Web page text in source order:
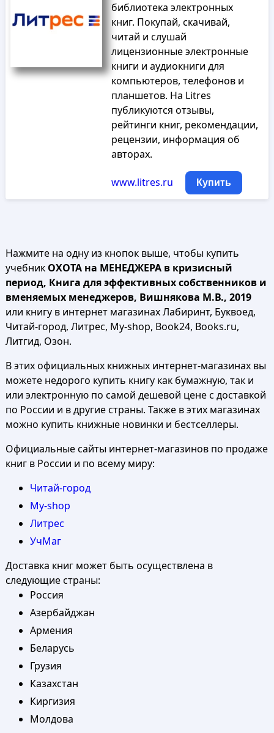
библиотека электронных
книг. Покупай, скачивай,
читай и слушай
лицензионные электронные
книги и аудиокниги для
компьютеров, телефонов и
планшетов. На Litres
публикуются отзывы,
рейтинги книг, рекомендации,
рецензии, информация об
авторах.
www.litres.ru Купить
Нажмите на одну из кнопок выше, чтобы купить
учебник ОХОТА на МЕНЕДЖЕРА в кризисный
период, Книга для эффективных собственников и
вменяемых менеджеров, Вишнякова М.В., 2019
или книгу в интернет магазинах Лабиринт, Буквоед,
Читай-город, Литрес, My-shop, Book24, Books.ru,
Литгид, Озон.
В этих официальных книжных интернет-магазинах вы
можете недорого купить книгу как бумажную, так и
или электронную по самой дешевой цене с доставкой
по России и в другие страны. Также в этих магазинах
можно купить книжные новинки и бестселлеры.
Официальные сайты интернет-магазинов по продаже
книг в России и по всему миру:
Читай-город
My-shop
Литрес
УчМаг
Доставка книг может быть осуществлена в
следующие страны:
Россия
Азербайджан
Армения
Беларусь
Грузия
Казахстан
Киргизия
Молдова